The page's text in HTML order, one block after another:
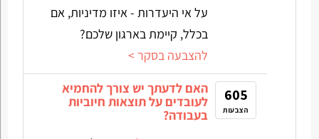
על אי היעדרות - איזו מדיניות, אם
בכלל, קיימת בארגון שלכם?
להצבעה בסקר >
605
הצבעות
האם לדעתך יש צורך להחמיא
לעובדים על תוצאות חיוביות
בעבודה?